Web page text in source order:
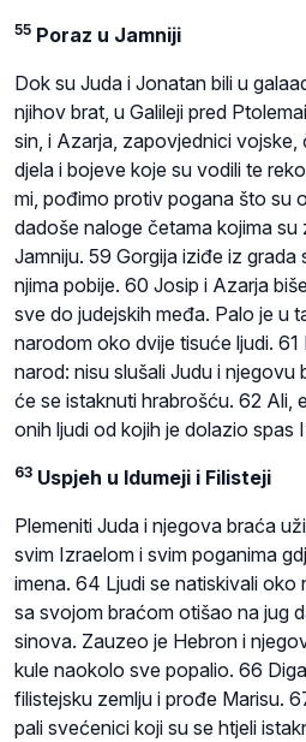
55 Poraz u Jamniji
Dok su Juda i Jonatan bili u
njihov brat, u Galileji pred
sin, i Azarja, zapovjednici vojske,
djela i bojeve koje su vodili te
mi, pođimo protiv pogana što su
dadoše naloge četama kojima su
Jamniju. 59 Gorgija iziđe iz grada
njima pobije. 60 Josip i Azarja
sve do judejskih međa. Palo je u
narodom oko dvije tisuće ljudi.
narod: nisu slušali Judu i njegovu
će se istaknuti hrabrošću. 62 Ali,
onih ljudi od kojih je dolazio spas
63 Uspjeh u Idumeji i Filisteji
Plemeniti Juda i njegova braća
svim Izraelom i svim poganima
imena. 64 Ljudi se natiskivali oko
sa svojom braćom otišao na jug
sinova. Zauzeo je Hebron i
kule naokolo sve popalio. 66
filistejsku zemlju i prođe Marisu.
pali svećenici koji su se htjeli